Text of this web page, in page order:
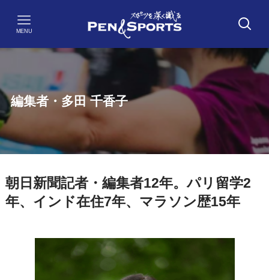
MENU
編集者・多田 千香子
朝日新聞記者・編集者12年。パリ留学2
年、インド在住7年、マラソン歴15年